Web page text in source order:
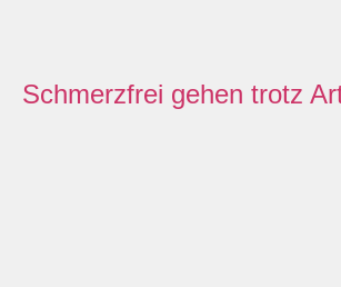
Schmerzfrei gehen trotz